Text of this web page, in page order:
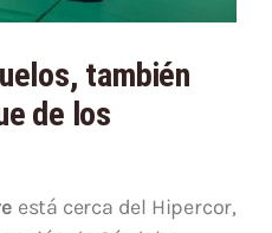
también
de los
está cerca del Hipercor,